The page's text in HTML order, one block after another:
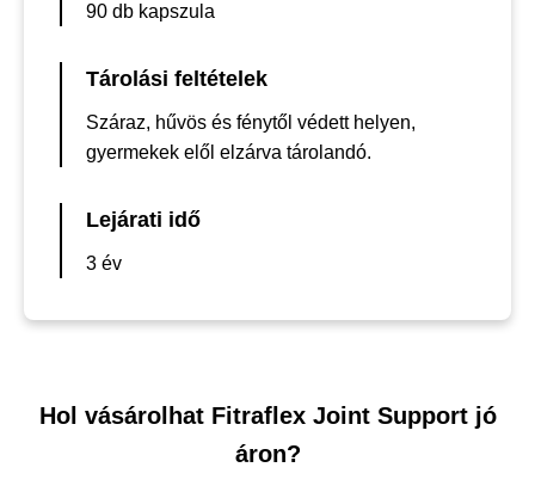
90 db kapszula
Tárolási feltételek
Száraz, hűvös és fénytől védett helyen,
gyermekek elől elzárva tárolandó.
Lejárati idő
3 év
Hol vásárolhat Fitraflex Joint Support jó
áron?